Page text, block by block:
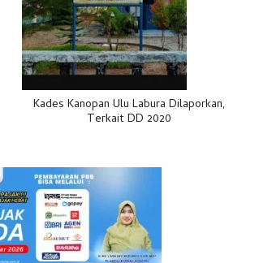
Kades Kanopan Ulu Labura Dilaporkan,
Terkait DD 2020